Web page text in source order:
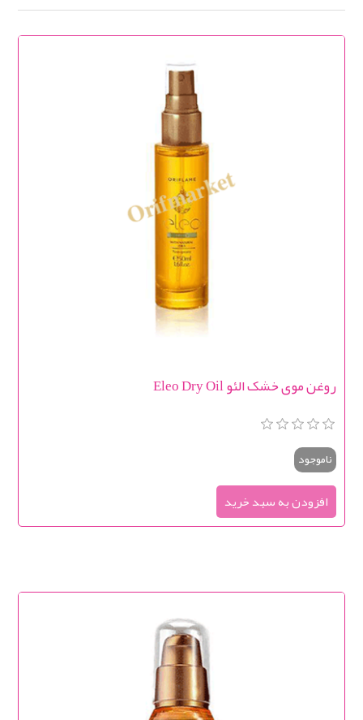
روغن موی خشک الئو Eleo Dry Oil
ناموجود